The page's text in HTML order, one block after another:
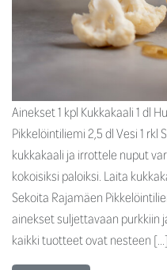
Ainekset 1 kpl Kukkakaali 1 dl
Pikkelöintiliemi 2,5 dl Vesi 1
kukkakaali ja irrottele nuput
kokoisiksi paloiksi. Laita
Sekoita Rajamäen
ainekset suljettavaan purkkiin
kaikki tuotteet ovat nesteen […]